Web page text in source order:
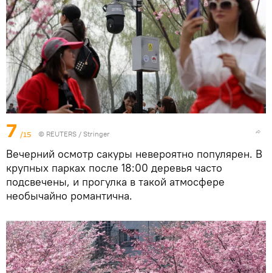
7 /15 © REUTERS / Stringer
Вечерний осмотр сакуры невероятно популярен. В
крупных парках после 18:00 деревья часто
подсвечены, и прогулка в такой атмосфере
необычайно романтична.